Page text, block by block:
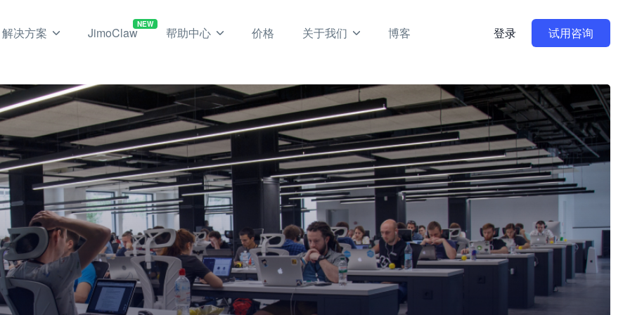
解决方案 JimoClaw
NEW
帮助中心 价格 关于我们 博客 登录 试用咨询